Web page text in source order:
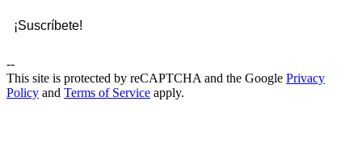
--
This site is protected by reCAPTCHA and the Google Privacy
Policy and Terms of Service apply.